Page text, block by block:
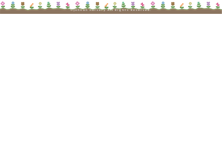
©johnan nursery All Rights Reserved.